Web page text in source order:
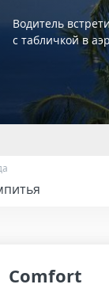
Водитель
с табличкой в
Comfort